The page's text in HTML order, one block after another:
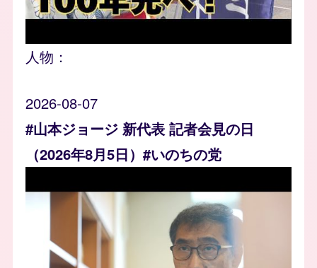
人物：
2026-08-07
#山本ジョージ 新代表 記者会見の日
（2026年8月5日）#いのちの党